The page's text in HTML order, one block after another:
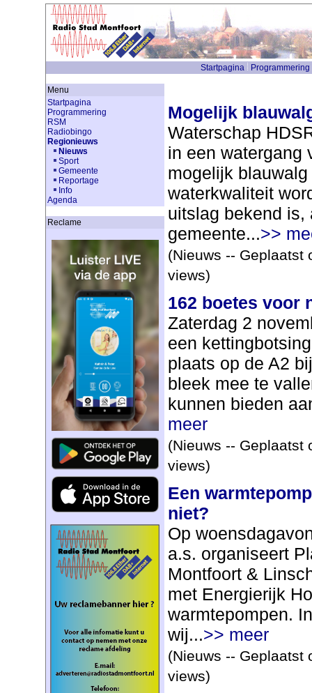
Startpagina Programmering
Menu
Startpagina
Programmering
RSM
Radiobingo
Regionieuws
Nieuws
Sport
Gemeente
Reportage
Info
Agenda
Reclame
Mogelijk
Waterschap
in een watergang
mogelijk
waterkwaliteit
uitslag bekend is,
gemeente...>>
(Nieuws -- Geplaatst
views)
162 boetes voor
Zaterdag 2
een
plaats op de A2
bleek mee te
kunnen bieden
meer
(Nieuws -- Geplaatst
views)
Een
niet?
Op
a.s. organiseert
Montfoort &
met Energierijk
warmtepompen.
wij...>> meer
(Nieuws -- Geplaatst
views)